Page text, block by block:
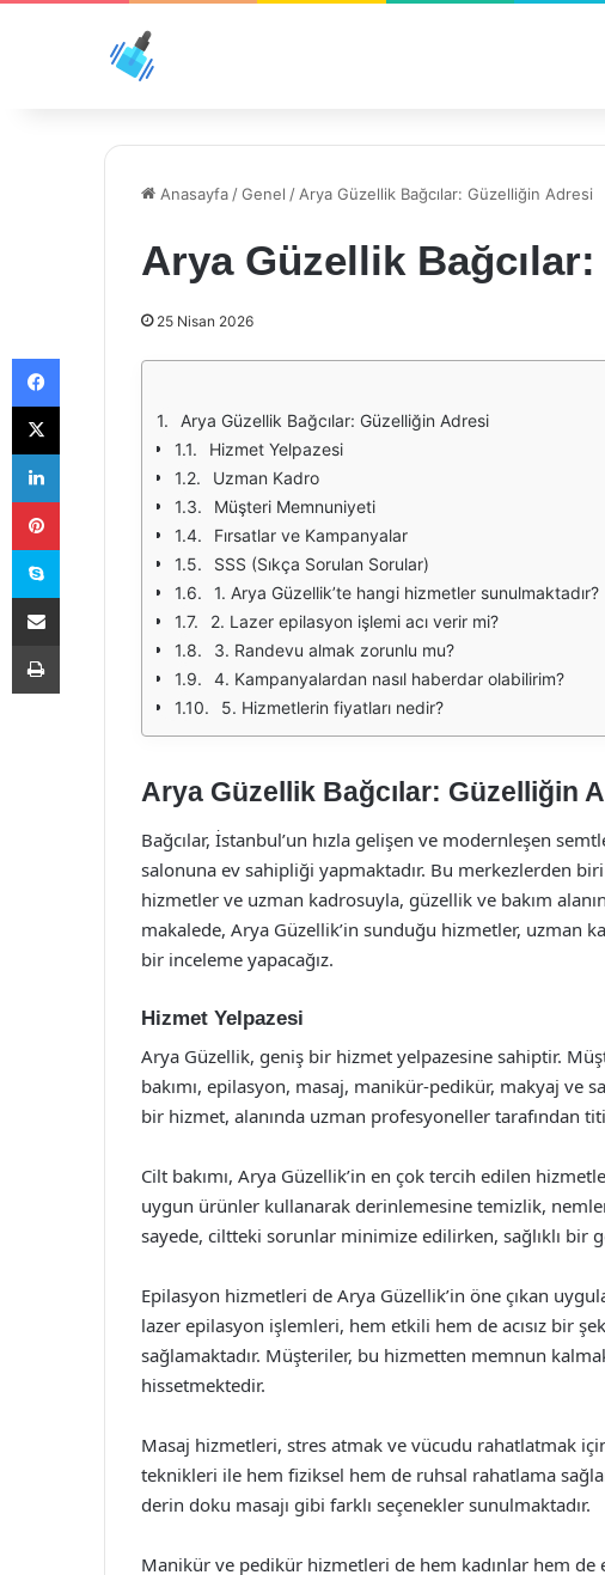
Anasayfa /Genel / Arya Güzellik Bağcılar: Güzelliğin Adresi
Arya Güzellik
25 Nisan 2026
Arya Güzellik Bağcılar: Güzelliğin Adresi
Hizmet Yelpazesi
Uzman Kadro
Müşteri Memnuniyeti
Fırsatlar ve Kampanyalar
SSS (Sıkça Sorulan Sorular)
1. Arya Güzellik’te hangi hizmetler sunulmaktadır?
2. Lazer epilasyon işlemi acı verir mi?
3. Randevu almak zorunlu mu?
4. Kampanyalardan nasıl haberdar olabilirim?
5. Hizmetlerin fiyatları nedir?
Arya Güzellik Bağcılar: Güzelliğin
Bağcılar, İstanbul’un hızla gelişen ve modernleşen
salonuna ev sahipliği yapmaktadır. Bu merkezlerden
hizmetler ve uzman kadrosuyla, güzellik ve bakım
makalede, Arya Güzellik’in sunduğu hizmetler, uzman
bir inceleme yapacağız.
Hizmet Yelpazesi
Arya Güzellik, geniş bir hizmet yelpazesine sahiptir.
bakımı, epilasyon, masaj, manikür-pedikür, makyaj ve
bir hizmet, alanında uzman profesyoneller tarafından
Cilt bakımı, Arya Güzellik’in en çok tercih edilen
uygun ürünler kullanarak derinlemesine temizlik,
sayede, ciltteki sorunlar minimize edilirken, sağlıklı bir
Epilasyon hizmetleri de Arya Güzellik’in öne çıkan
lazer epilasyon işlemleri, hem etkili hem de acısız bir
sağlamaktadır. Müşteriler, bu hizmetten memnun
hissetmektedir.
Masaj hizmetleri, stres atmak ve vücudu rahatlatmak
teknikleri ile hem fiziksel hem de ruhsal rahatlama
derin doku masajı gibi farklı seçenekler sunulmaktadır.
Manikür ve pedikür hizmetleri de hem kadınlar hem
Facebook
X
LinkedIn
Pinterest
Skype
E-Posta ile paylaş